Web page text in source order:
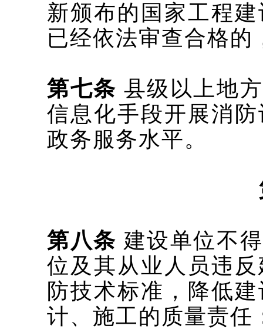
新颁布的国家工程
已经依法审查合格
第七条 县级以上地
信息化手段开展消
政务服务水平。
第八条 建设单位不
位及其从业人员违
防技术标准，降低
计、施工的质量责任